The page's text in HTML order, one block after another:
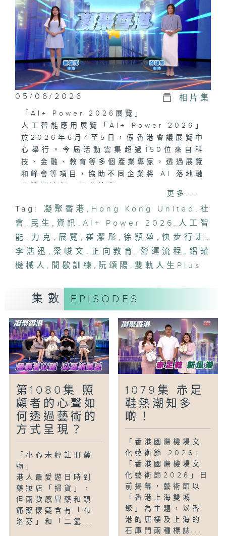
05/06/2026 相片集
「AI+ Power 2026展覽」
人工智能應用展覽「AI+ Power 2026」
於2026年6月4至5日，假香港會議展覽中
心舉行。今屆活動雲集超過150位來自科
技、金融、教育等多個產業專家，透過展覽
和峰會等項目，協助不同企業將 AI 落地融
「間歇快走，減脂無憂」
研究顯示，中央肥胖者無論一星期集中一次
抑或分三次，合共做75分鐘高低強度交替
的間歇訓練，都能有效減少多餘體脂以及提
今集繼續細味李浩迅釜底抽薪的故事，他曾
「鋁罐機械人」進化為「力克」的故事書及
動畫，其後更將「力克」的心靈故事帶進校
園，將自我救贖的經歷分享給學生，並開始
從事正向教育。
更多...
Tag: 凝聚香港 , Hong Kong United , 社
會 , 民生 , 資訊 , AI+ Power 2026 , 人工智
能 , 力克 , 展覽 , 崔潔彤 , 徐頴堃 , 快步行走 ,
李浩迅 , 梁峻文 , 正向教育 , 營運流程 , 鋁罐
機械人 , 間歇訓練 , 阮頌陽 ,雙軌人生Plus
集數 EPISODES
第1080集 照
顧者的心聲如
何透過藝術的
方式呈現？
「小心未經註冊藥
物」
港人最愛遊日時到
藥妝店「掃貨」，
但兩款感冒藥和頭
痛藥懷疑含有「布
洛芬」和「二氫...
1079集 赤足
鞋熱潮知多
啲！
「香港國際機場文
化藝術節 2026」
「香港國際機場文
化藝術節2026」日
前揭幕，藝術節以
「香港上海雙城
聚」為主題，以香
港的唐樓及上海的
石庫門兩種標誌...